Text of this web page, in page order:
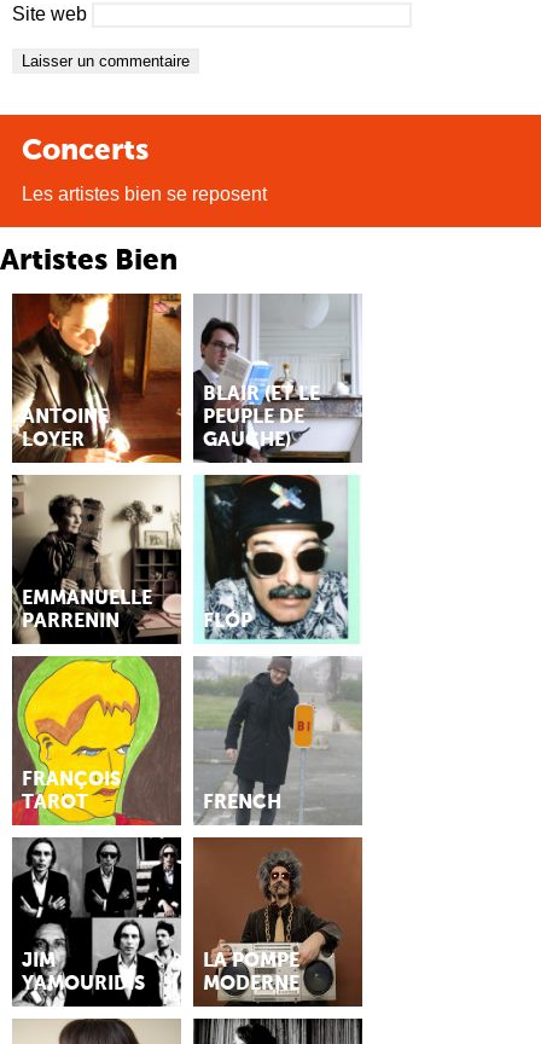
Site web
Concerts
Les artistes bien se reposent
Artistes Bien
ANTOINE
LOYER
BLAIR (ET LE
PEUPLE DE
GAUCHE)
EMMANUELLE
PARRENIN
FLÓP
FRANÇOIS
TAROT
FRENCH
JIM
YAMOURIDIS
LA POMPE
MODERNE